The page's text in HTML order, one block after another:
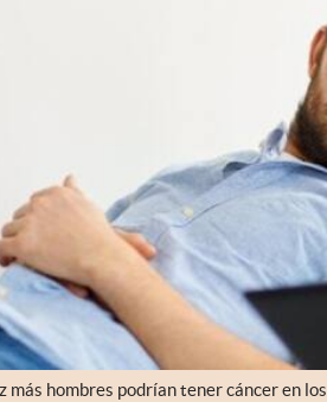
más hombres podrían tener cáncer en